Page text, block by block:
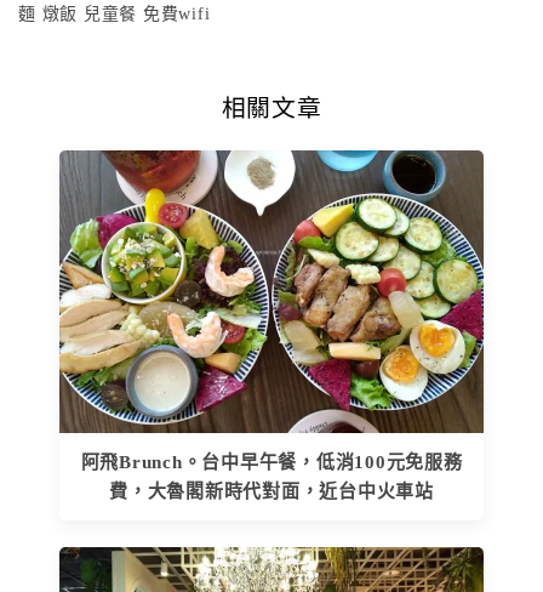
麵 燉飯 兒童餐 免費wifi
相關文章
阿飛Brunch。台中早午餐，低消100元免服務
費，大魯閣新時代對面，近台中火車站